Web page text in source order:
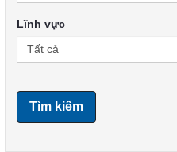
Lĩnh vực
Tìm kiếm